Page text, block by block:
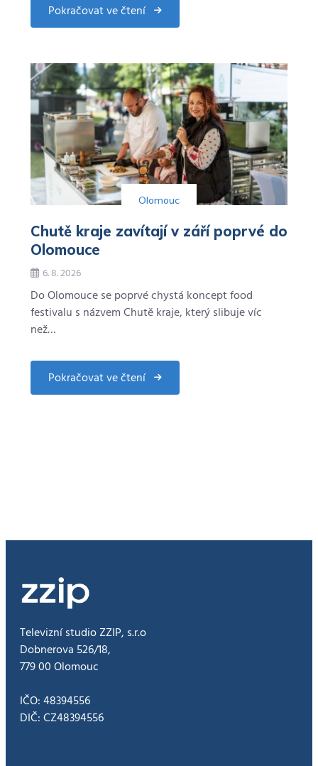
Pokračovat ve čtení
about
Kraj
učňům
i
studentům.
Olomouc
Chutě kraje zavítají v září poprvé do
Olomouce
6. 8. 2026
Do Olomouce se poprvé chystá koncept food
festivalu s názvem Chutě kraje, který slibuje víc
než…
Pokračovat ve čtení
about
Chutě
Televizní studio ZZIP, s.r.o
Dobnerova 526/18,
779 00 Olomouc
IČO: 48394556
DIČ: CZ48394556